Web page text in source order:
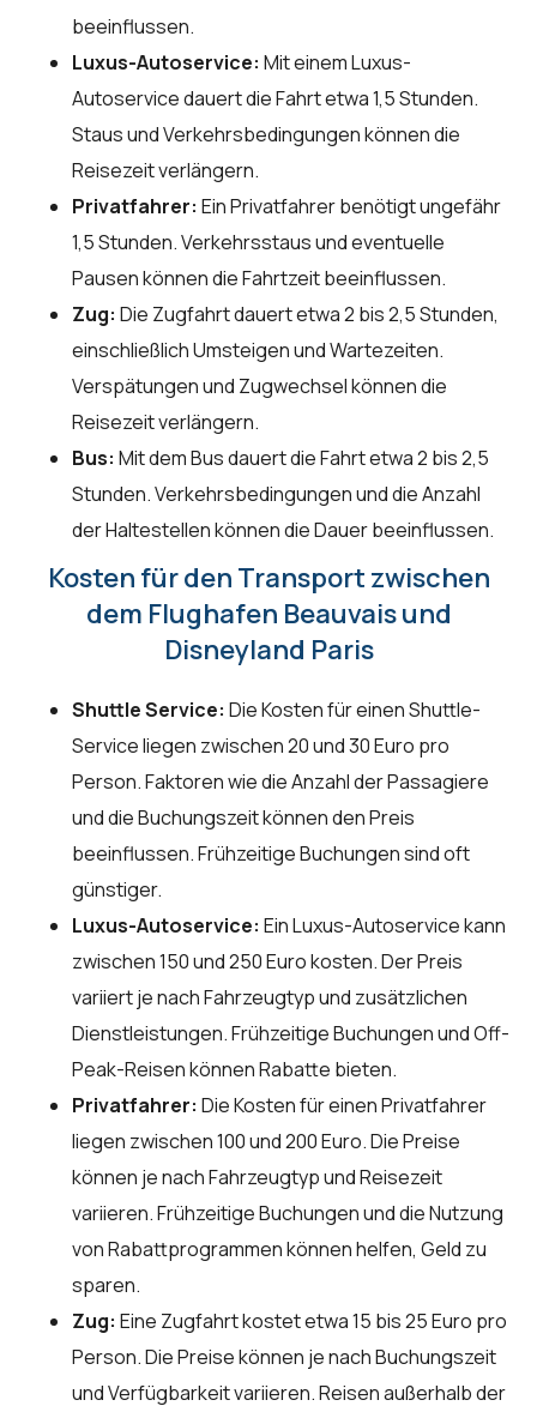
beeinflussen.
Luxus-Autoservice: Mit einem Luxus-
Autoservice dauert die Fahrt etwa 1,5 Stunden.
Staus und Verkehrsbedingungen können die
Reisezeit verlängern.
Privatfahrer: Ein Privatfahrer benötigt ungefähr
1,5 Stunden. Verkehrsstaus und eventuelle
Pausen können die Fahrtzeit beeinflussen.
Zug: Die Zugfahrt dauert etwa 2 bis 2,5 Stunden,
einschließlich Umsteigen und Wartezeiten.
Verspätungen und Zugwechsel können die
Reisezeit verlängern.
Bus: Mit dem Bus dauert die Fahrt etwa 2 bis 2,5
Stunden. Verkehrsbedingungen und die Anzahl
der Haltestellen können die Dauer beeinflussen.
Kosten für den Transport zwischen
dem Flughafen Beauvais und
Disneyland Paris
Shuttle Service: Die Kosten für einen Shuttle-
Service liegen zwischen 20 und 30 Euro pro
Person. Faktoren wie die Anzahl der Passagiere
und die Buchungszeit können den Preis
beeinflussen. Frühzeitige Buchungen sind oft
günstiger.
Luxus-Autoservice: Ein Luxus-Autoservice kann
zwischen 150 und 250 Euro kosten. Der Preis
variiert je nach Fahrzeugtyp und zusätzlichen
Dienstleistungen. Frühzeitige Buchungen und Off-
Peak-Reisen können Rabatte bieten.
Privatfahrer: Die Kosten für einen Privatfahrer
liegen zwischen 100 und 200 Euro. Die Preise
können je nach Fahrzeugtyp und Reisezeit
variieren. Frühzeitige Buchungen und die Nutzung
von Rabattprogrammen können helfen, Geld zu
sparen.
Zug: Eine Zugfahrt kostet etwa 15 bis 25 Euro pro
Person. Die Preise können je nach Buchungszeit
und Verfügbarkeit variieren. Reisen außerhalb der